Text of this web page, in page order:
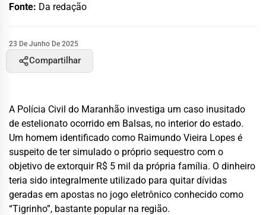
Fonte: Da redação
23 De Junho De 2025
Compartilhar
A Polícia Civil do Maranhão investiga um caso inusitado
de estelionato ocorrido em Balsas, no interior do estado.
Um homem identificado como Raimundo Vieira Lopes é
suspeito de ter simulado o próprio sequestro com o
objetivo de extorquir R$ 5 mil da própria família. O dinheiro
teria sido integralmente utilizado para quitar dívidas
geradas em apostas no jogo eletrônico conhecido como
“Tigrinho”, bastante popular na região.